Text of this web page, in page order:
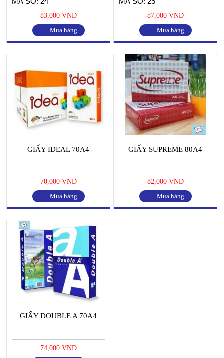
83,000 VND
Mua hàng
87,000 VND
Mua hàng
GIẤY IDEAL 70A4
70,000 VND
Mua hàng
GIẤY SUPREME 80A4
82,000 VND
Mua hàng
GIẤY DOUBLE A 70A4
74,000 VND